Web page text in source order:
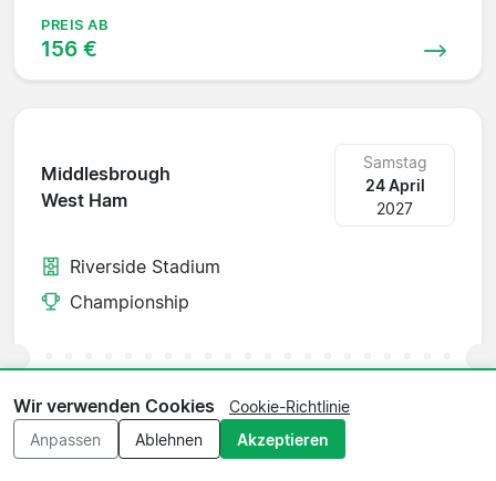
PREIS AB
156 €
Middlesbrough
West Ham
Samstag
24 April
2027
Riverside Stadium
Championship
156 €
Wir verwenden Cookies
Cookie-Richtlinie
Anpassen
Ablehnen Akzeptieren